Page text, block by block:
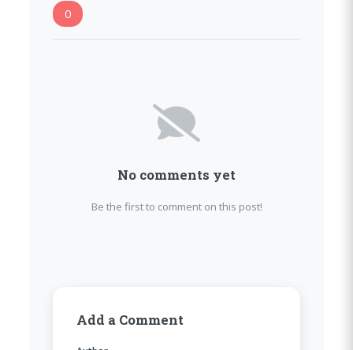
0
No comments yet
Be the first to comment on this post!
Add a Comment